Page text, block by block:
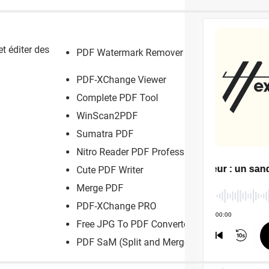
éditer des
PDF Watermark Remover
PDF-XChange Viewer
Complete PDF Tool
WinScan2PDF
Sumatra PDF
Nitro Reader PDF Professional
Cute PDF Writer
Merge PDF
PDF-XChange PRO
Free JPG To PDF Converter
PDF SaM (Split and Merge)